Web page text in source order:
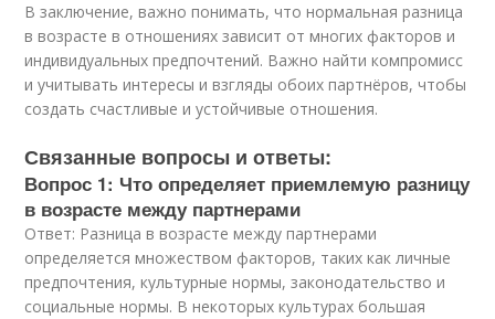
В заключение, важно понимать, что нормальная разница
в возрасте в отношениях зависит от многих факторов и
индивидуальных предпочтений. Важно найти компромисс
и учитывать интересы и взгляды обоих партнёров, чтобы
создать счастливые и устойчивые отношения.
Связанные вопросы и ответы:
Вопрос 1: Что определяет приемлемую разницу
в возрасте между партнерами
Ответ: Разница в возрасте между партнерами
определяется множеством факторов, таких как личные
предпочтения, культурные нормы, законодательство и
социальные нормы. В некоторых культурах большая